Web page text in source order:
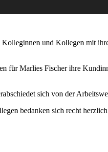
und Kollegen mit
für Marlies Fischer ihre
sich von der
bedanken sich recht